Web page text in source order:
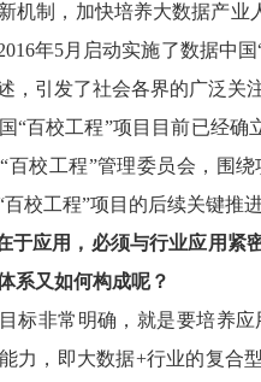
机制，加快培养大数据产
年5月启动实施了数据中
，引发了社会各界的广泛关
校工程”项目目前已经确
百校工程”管理委员会，围
校工程”项目的后续关键推
于应用，必须与行业应用紧
系又如何构成呢？
非常明确，就是要培养应
力，即大数据+行业的复合